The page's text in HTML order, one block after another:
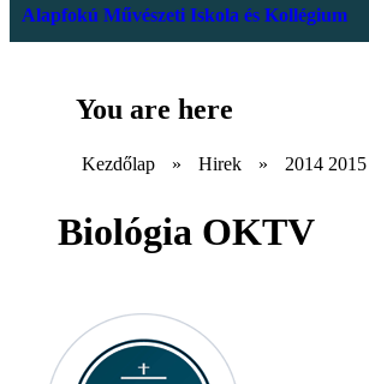
Alapfokú Művészeti Iskola és Kollégium
You are here
Kezdőlap » Hirek » 2014 2015
Biológia OKTV